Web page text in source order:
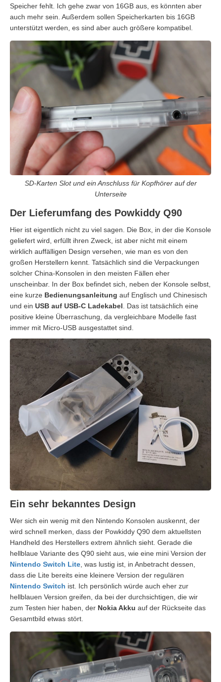
Speicher fehlt. Ich gehe zwar von 16GB aus, es könnten aber
auch mehr sein. Außerdem sollen Speicherkarten bis 16GB
unterstützt werden, es sind aber auch größere kompatibel.
SD-Karten Slot und ein Anschluss für Kopfhörer auf der
Unterseite
Der Lieferumfang des Powkiddy Q90
Hier ist eigentlich nicht zu viel sagen. Die Box, in der die Konsole
geliefert wird, erfüllt ihren Zweck, ist aber nicht mit einem
wirklich auffälligen Design versehen, wie man es von den
großen Herstellern kennt. Tatsächlich sind die Verpackungen
solcher China-Konsolen in den meisten Fällen eher
unscheinbar. In der Box befindet sich, neben der Konsole selbst,
eine kurze Bedienungsanleitung auf Englisch und Chinesisch
und ein USB auf USB-C Ladekabel. Das ist tatsächlich eine
positive kleine Überraschung, da vergleichbare Modelle fast
immer mit Micro-USB ausgestattet sind.
Ein sehr bekanntes Design
Wer sich ein wenig mit den Nintendo Konsolen auskennt, der
wird schnell merken, dass der Powkiddy Q90 dem aktuellsten
Handheld des Herstellers extrem ähnlich sieht. Gerade die
hellblaue Variante des Q90 sieht aus, wie eine mini Version der
Nintendo Switch Lite , was lustig ist, in Anbetracht dessen,
dass die Lite bereits eine kleinere Version der regulären
Nintendo Switch ist. Ich persönlich würde auch eher zur
hellblauen Version greifen, da bei der durchsichtigen, die wir
zum Testen hier haben, der Nokia Akku auf der Rückseite das
Gesamtbild etwas stört.